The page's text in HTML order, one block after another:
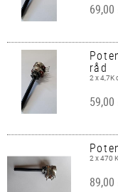
69,00
råd
2 x 4,7K
59,00
2 x 470
89,00